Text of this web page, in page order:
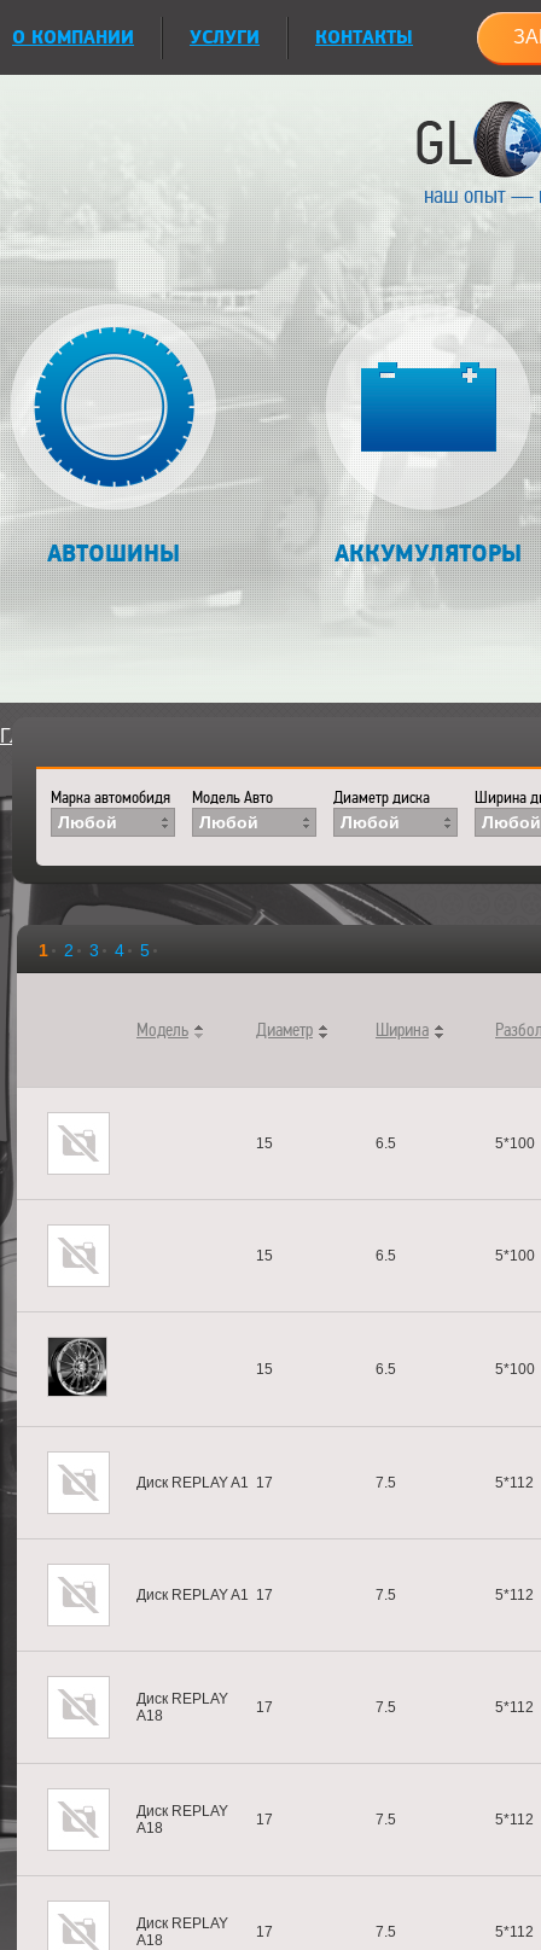
О КОМПАНИИ УСЛУГИ КОНТАКТЫ
наш опыт —
АВТОШИНЫ АККУМУЛЯТОРЫ
Главная
Марка автомобидя
Любой
Модель Авто
Любой
Диаметр диска
Любой
Ширина
Любой
1 2 3 4 5
Модель Диаметр Ширина
15 6.5 5*100
15 6.5 5*100
15 6.5 5*100
Диск REPLAY A1 17 7.5 5*112
Диск REPLAY A1 17 7.5 5*112
Диск REPLAY
A18
17 7.5 5*112
Диск REPLAY
A18
17 7.5 5*112
Диск REPLAY
A18
17 7.5 5*112